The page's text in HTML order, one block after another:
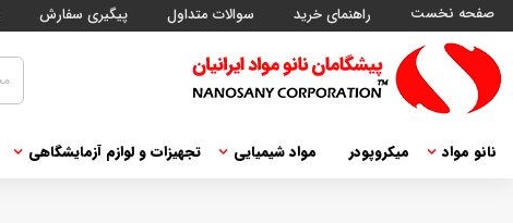
صفحه نخست راهنمای خرید سوالات متداول پیگیری سفارش
نانو مواد میکروپودر مواد شیمیایی تجهیزات و لوازم آزمایشگاهی